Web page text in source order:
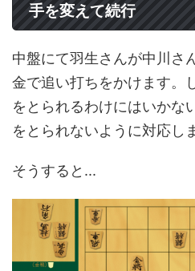
手を変えて続行
中盤にて羽生さんが中川さ
金で追い打ちをかけます。
をとられるわけにはいかな
をとられないように対応し
そうすると...